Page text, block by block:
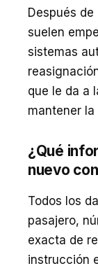
Después
suelen
sistemas
que le da a
mantener
¿Qué
nuevo
Todos los
pasajero,
exacta de
instrucción